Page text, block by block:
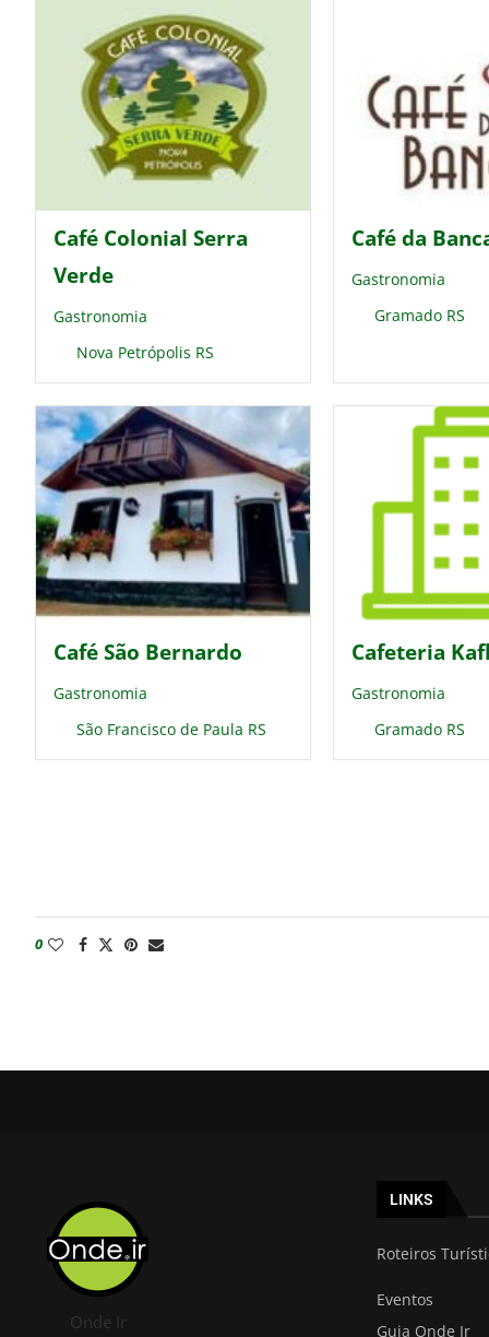
Café Colonial Serra
Verde
Gastronomia
Nova Petrópolis RS
Café da
Gastronomia
Gramado RS
Café São Bernardo
Gastronomia
São Francisco de Paula RS
Cafeteria
Gastronomia
Gramado RS
0
Onde Ir
LINKS
Roteiros
Eventos
Guia Onde Ir